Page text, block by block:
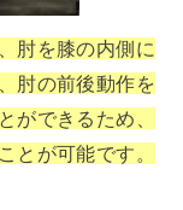
肘を膝の内側に
肘の前後動作を
ができるため、
とが可能です。